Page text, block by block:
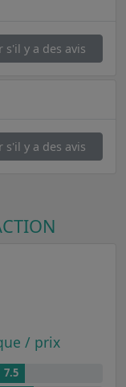
s'il y a des avis
s'il y a des avis
/ prix
7.5